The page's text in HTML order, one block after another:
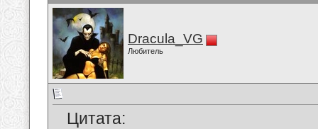
Dracula_VG
Любитель
Цитата: